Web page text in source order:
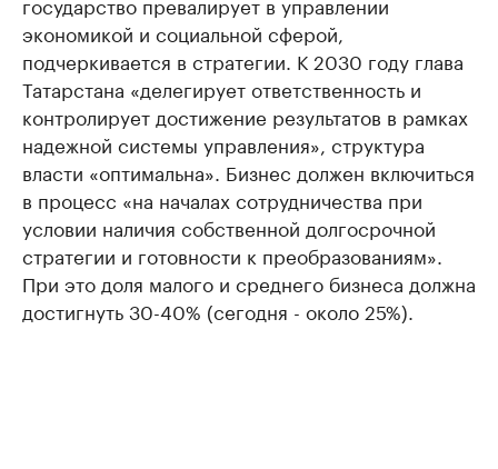
экономикой и социальной сферой,
подчеркивается в стратегии. К 2030 году глава
Татарстана «делегирует ответственность и
контролирует достижение результатов в рамках
надежной системы управления», структура
власти «оптимальна». Бизнес должен включиться
в процесс «на началах сотрудничества при
условии наличия собственной долгосрочной
стратегии и готовности к преобразованиям».
При это доля малого и среднего бизнеса должна
достигнуть 30-40% (сегодня - около 25%).